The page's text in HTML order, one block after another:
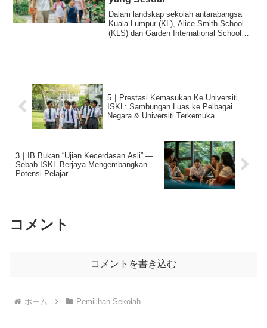
Dalam landskap sekolah antarabangsa
Kuala Lumpur (KL), Alice Smith School
(KLS) dan Garden International School
5｜Prestasi Kemasukan Ke Universiti
ISKL: Sambungan Luas ke Pelbagai
Negara & Universiti Terkemuka
3｜IB Bukan “Ujian Kecerdasan Asli” —
Sebab ISKL Berjaya Mengembangkan
Potensi Pelajar
コメント
コメントを書き込む
ホーム Pemilihan Sekolah